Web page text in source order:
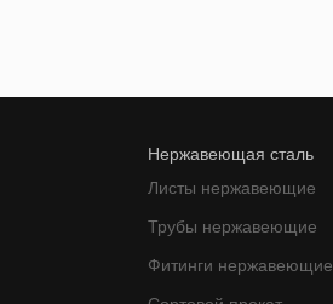
Нержавеющая сталь
Листы нержавеющие
Трубы нержавеющие
Фитинги нержавеющие